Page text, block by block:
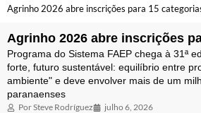
Agrinho 2026 abre inscrições para 15
Agrinho 2026 abre inscrições
Programa do Sistema FAEP chega à 31ª
forte, futuro sustentável: equilíbrio entre
ambiente" e deve envolver mais de um
paranaenses
PorSteve Rodríguez julho 6, 2026